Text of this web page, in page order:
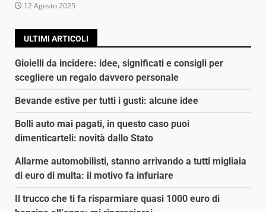
12 Agosto 2025
ULTIMI ARTICOLI
Gioielli da incidere: idee, significati e consigli per
scegliere un regalo davvero personale
Bevande estive per tutti i gusti: alcune idee
Bolli auto mai pagati, in questo caso puoi
dimenticarteli: novità dallo Stato
Allarme automobilisti, stanno arrivando a tutti migliaia
di euro di multa: il motivo fa infuriare
Il trucco che ti fa risparmiare quasi 1000 euro di